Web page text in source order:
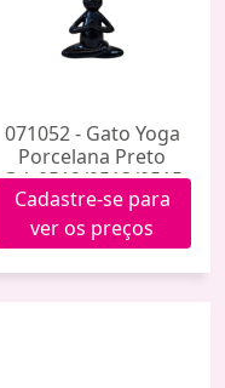
071052 - Gato Yoga
Porcelana Preto
Gdr0512/0513/0515
Cadastre-se para
ver os preços